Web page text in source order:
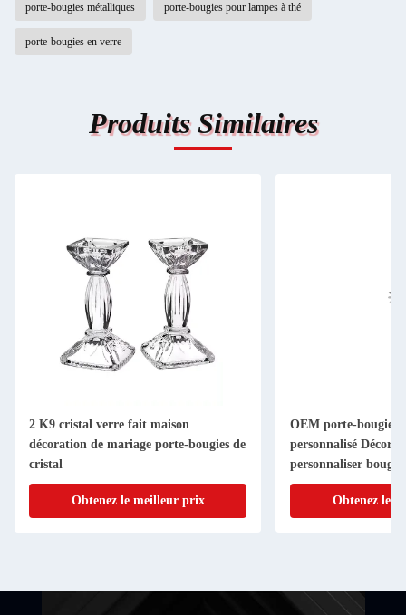
porte-bougies métalliques porte-bougies pour lampes à thé
porte-bougies en verre
Produits Similaires
2 K9 cristal verre fait maison
décoration de mariage porte-bougies de
cristal
Obtenez le meilleur prix
OEM porte-bougies
personnalisé
personnaliser
Pot
Obtenez le